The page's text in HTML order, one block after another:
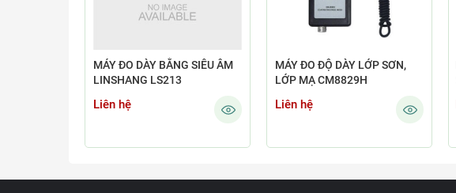
MÁY ĐO DÀY BẰNG SIÊU ÂM
LINSHANG LS213
Liên hệ
MÁY ĐO ĐỘ DÀY LỚP SƠN,
LỚP MẠ CM8829H
Liên hệ